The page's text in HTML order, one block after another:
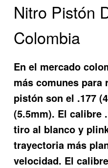
Nitro Pistón
Colombia
En el mercado
más comunes
pistón son el .177
(5.5mm). El calibre
tiro al blanco y
trayectoria más
velocidad. El